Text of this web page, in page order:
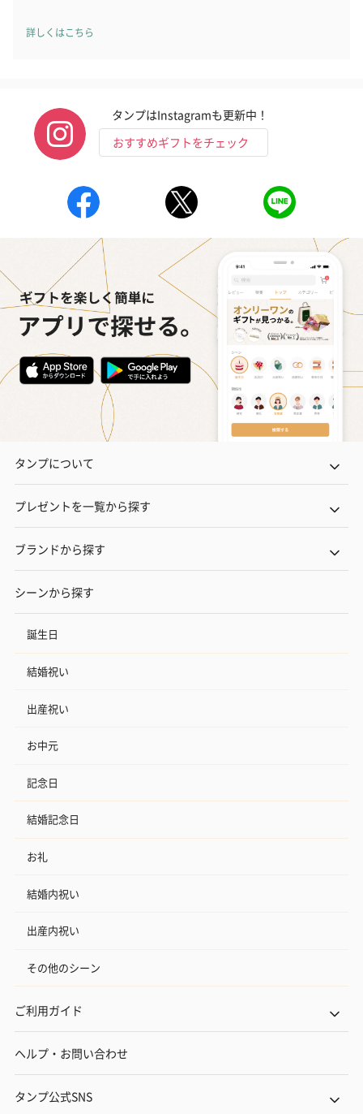
詳しくはこちら
タンプはInstagramも更新中！
おすすめギフトをチェック
タンプについて
プレゼントを一覧から探す
ブランドから探す
シーンから探す
誕生日
結婚祝い
出産祝い
お中元
記念日
結婚記念日
お礼
結婚内祝い
出産内祝い
その他のシーン
ご利用ガイド
ヘルプ・お問い合わせ
タンプ公式SNS